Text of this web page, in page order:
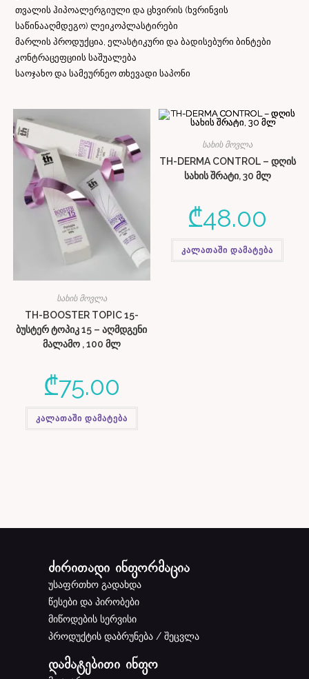
თვალის ჰიპოალერგიული და ცხვირის (ხვრინვის
საწინააღმდეგო) ლეიკოპლასტირები
მარლის პროდუქცია, ელასტიკური და ბადისებური ბინტები
კონტრაცეფციის საშუალება
საოჯახო და სამეურნეო თხევადი საპონი
სახის მოვლა
TH-BOOSTER TOPIC 15-
ბუსტერ ტოპიკ 15 – აღმდგენი
მალამო , 100 მლ
₾75.00
კალათაში დამატება
სახის მოვლა
TH-DERMA CONTROL – დღის
სახის შრატი, 30 მლ
₾48.00
კალათაში დამატება
ძირითადი ინფორმაცია
უსაფრთხო გადახდა
წესები და პირობები
მიწოდების სერვისი
პროდუქტის დაბრუნება / შეცვლა
დამატებითი ინფო